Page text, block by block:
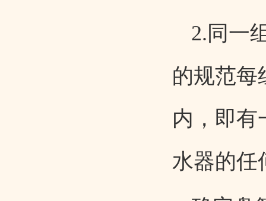
2.同一
的规范每
内，即有
水器的任